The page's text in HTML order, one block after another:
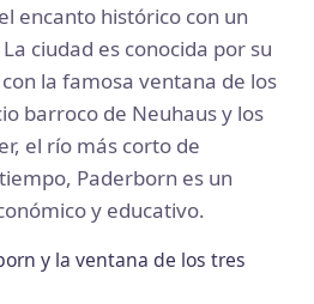
encanto histórico con un
ciudad es conocida por su
la famosa ventana de los
barroco de Neuhaus y los
el río más corto de
Paderborn es un
y educativo.
y la ventana de los tres